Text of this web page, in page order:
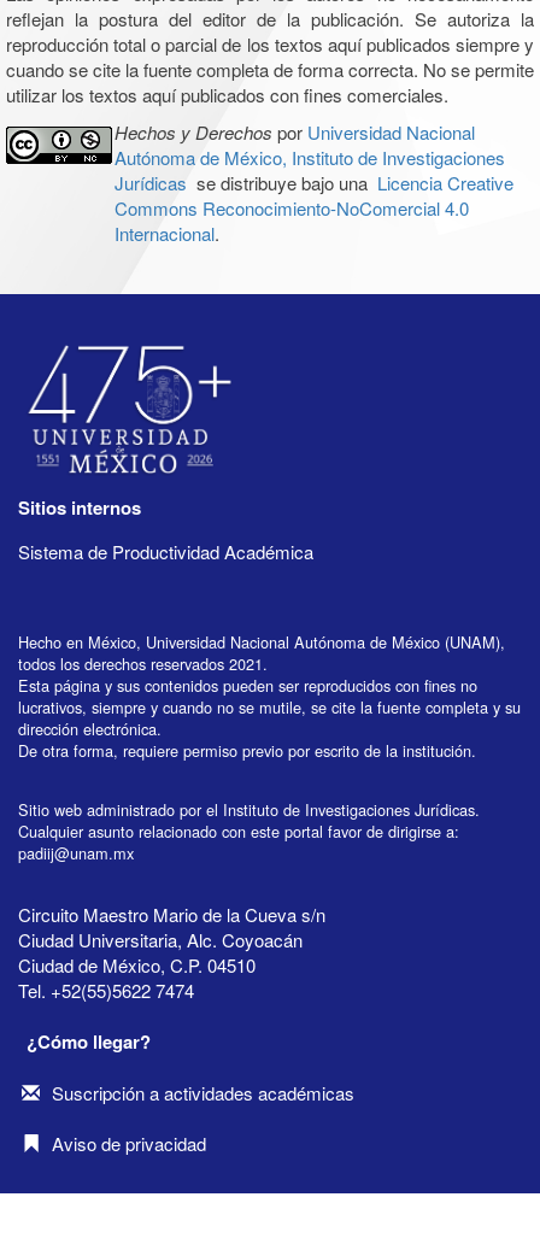
reflejan la postura del editor de la publicación. Se autoriza la
reproducción total o parcial de los textos aquí publicados siempre y
cuando se cite la fuente completa de forma correcta. No se permite
utilizar los textos aquí publicados con fines comerciales.
Hechos y Derechos por Universidad Nacional
Autónoma de México, Instituto de Investigaciones
Jurídicas se distribuye bajo una Licencia Creative
Commons Reconocimiento-NoComercial 4.0
Internacional.
Sitios internos
Sistema de Productividad Académica
Hecho en México, Universidad Nacional Autónoma de México (UNAM),
todos los derechos reservados 2021.
Esta página y sus contenidos pueden ser reproducidos con fines no
lucrativos, siempre y cuando no se mutile, se cite la fuente completa y su
dirección electrónica.
De otra forma, requiere permiso previo por escrito de la institución.
Sitio web administrado por el Instituto de Investigaciones Jurídicas.
Cualquier asunto relacionado con este portal favor de dirigirse a:
padiij@unam.mx
Circuito Maestro Mario de la Cueva s/n
Ciudad Universitaria, Alc. Coyoacán
Ciudad de México, C.P. 04510
Tel. +52(55)5622 7474
¿Cómo llegar?
Suscripción a actividades académicas
Aviso de privacidad